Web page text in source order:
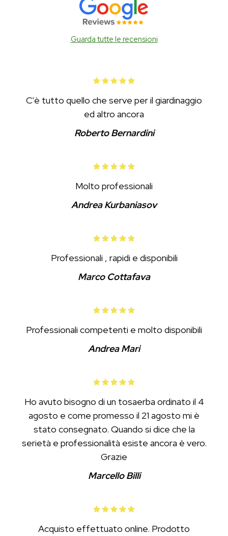
Guarda tutte le recensioni
C'è tutto quello che serve per il giardinaggio
ed altro ancora
Roberto Bernardini
Molto professionali
Andrea Kurbaniasov
Professionali , rapidi e disponibili
Marco Cottafava
Professionali competenti e molto disponibili
Andrea Mari
Ho avuto bisogno di un tosaerba ordinato il 4
agosto e come promesso il 21 agosto mi è
stato consegnato. Quando si dice che la
serietà e professionalità esiste ancora è vero.
Grazie
Marcello Billi
Acquisto effettuato online. Prodotto